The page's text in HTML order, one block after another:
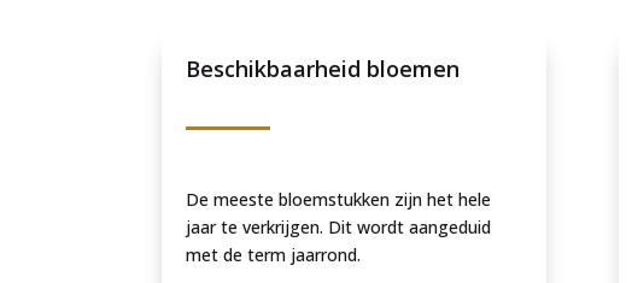
Beschikbaarheid bloemen
De meeste bloemstukken zijn het hele
jaar te verkrijgen. Dit wordt aangeduid
met de term jaarrond.